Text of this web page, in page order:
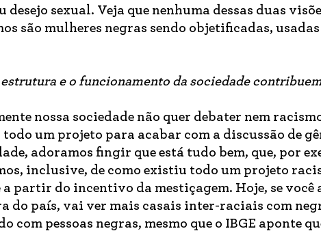
desejo sexual. Veja que nenhuma dessas duas
são mulheres negras sendo objetificadas,
estrutura e o funcionamento da sociedade
nossa sociedade não quer debater nem
um projeto para acabar com a discussão de
adoramos fingir que está tudo bem, que, por
inclusive, de como existiu todo um projeto
a partir do incentivo da mestiçagem. Hoje, se você
do país, vai ver mais casais inter-raciais com
com pessoas negras, mesmo que o IBGE aponte